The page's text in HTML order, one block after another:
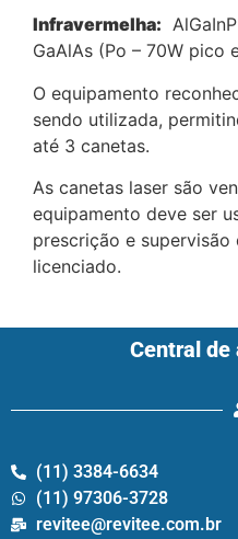
Infravermelha:
GaAlAs (Po – 70W pico
O equipamento
sendo utilizada,
até 3 canetas.
As canetas laser são
equipamento deve ser
prescrição e
licenciado.
Central
(11) 3384-6634
(11) 97306-3728
revitee@revitee.com.br